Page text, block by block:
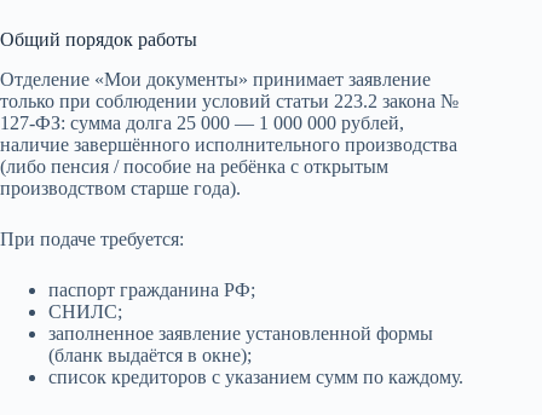
Общий порядок работы
Отделение «Мои документы» принимает заявление
только при соблюдении условий статьи 223.2 закона №
127-ФЗ: сумма долга 25 000 — 1 000 000 рублей,
наличие завершённого исполнительного производства
(либо пенсия / пособие на ребёнка с открытым
производством старше года).
При подаче требуется:
паспорт гражданина РФ;
СНИЛС;
заполненное заявление установленной формы
(бланк выдаётся в окне);
список кредиторов с указанием сумм по каждому.